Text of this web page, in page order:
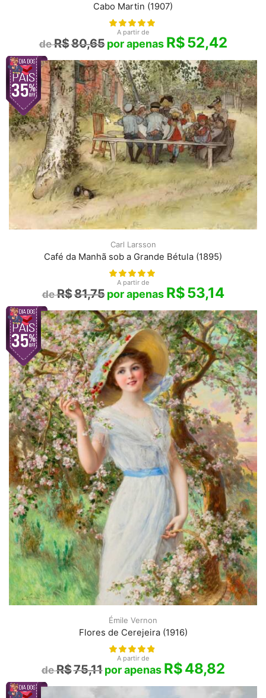
Cabo Martin (1907)
A partir de
R$80,65 R$52,42
Carl Larsson
Café da Manhã sob a Grande Bétula (1895)
A partir de
R$81,75 R$53,14
Émile Vernon
Flores de Cerejeira (1916)
A partir de
R$75,11 R$48,82